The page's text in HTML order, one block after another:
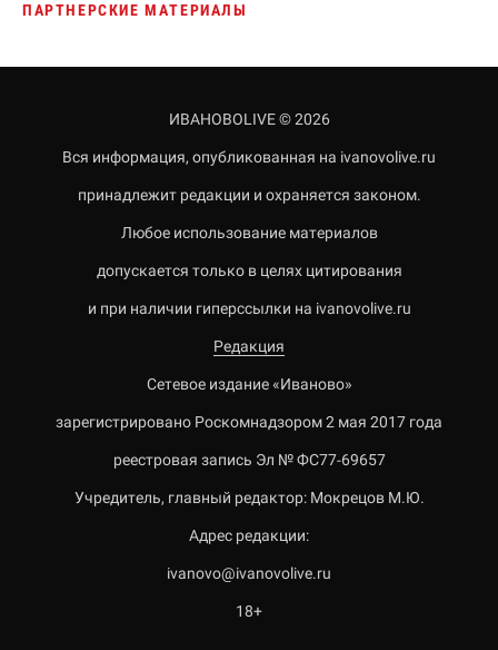
ПАРТНЕРСКИЕ МАТЕРИАЛЫ
ИВАНОВОLIVE © 2026
Вся информация, опубликованная на ivanovolive.ru
принадлежит редакции и охраняется законом.
Любое использование материалов
допускается только в целях цитирования
и при наличии гиперссылки на ivanovolive.ru
Редакция
Сетевое издание «Иваново»
зарегистрировано Роскомнадзором 2 мая 2017 года
реестровая запись Эл № ФС77-69657
Учредитель, главный редактор: Мокрецов М.Ю.
Адрес редакции:
ivanovo@ivanovolive.ru
18+